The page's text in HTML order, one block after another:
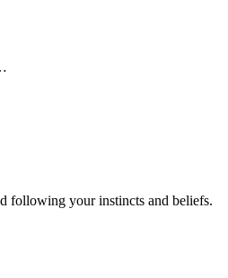
following your instincts and beliefs.